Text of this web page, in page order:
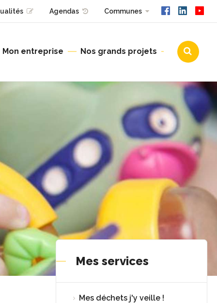
Agendas Communes
Mon entreprise Nos grands projets
Urbanisme
Mes services
Mes déchets j'y veille !